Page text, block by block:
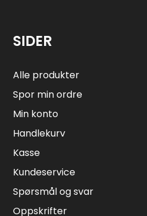
SIDER
Alle produkter
Spor min ordre
Min konto
Handlekurv
Kasse
Kundeservice
Spørsmål og svar
Oppskrifter